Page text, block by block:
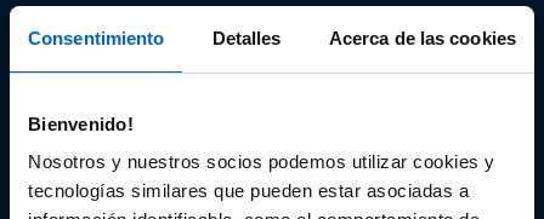
Consentimiento Detalles Acerca de las cookies
Bienvenido!
Nosotros y nuestros socios podemos utilizar cookies y
tecnologías similares que pueden estar asociadas a
Audiovisual
Espacio de Información Médica